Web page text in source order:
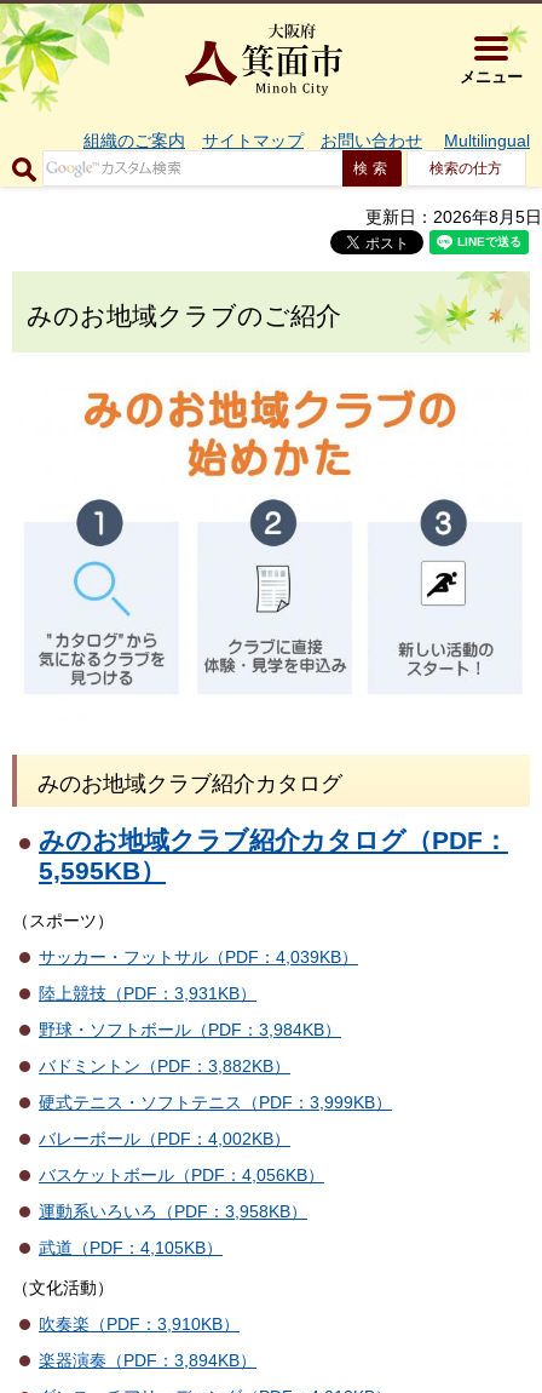
大阪府箕
メニュー
組織のご案内 サイトマップ お問い合わせ Multilingual
検索の仕方
更新日：2026年8月5日
みのお地域クラブのご紹介
みのお地域クラブ紹介カタログ
みのお地域クラブ紹介カタログ（PDF：
5,595KB）
（スポーツ）
サッカー・フットサル（PDF：4,039KB）
陸上競技（PDF：3,931KB）
野球・ソフトボール（PDF：3,984KB）
バドミントン（PDF：3,882KB）
硬式テニス・ソフトテニス（PDF：3,999KB）
バレーボール（PDF：4,002KB）
バスケットボール（PDF：4,056KB）
運動系いろいろ（PDF：3,958KB）
武道（PDF：4,105KB）
（文化活動）
吹奏楽（PDF：3,910KB）
楽器演奏（PDF：3,894KB）